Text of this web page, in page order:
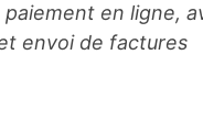
en ligne,
envoi de factures